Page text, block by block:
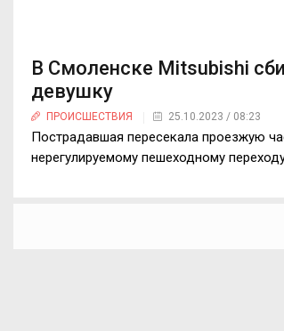
В Смоленске Mitsubishi
девушку
ПРОИСШЕСТВИЯ 25.10.2023 / 08:23
Пострадавшая пересекала проезжую
нерегулируемому пешеходному